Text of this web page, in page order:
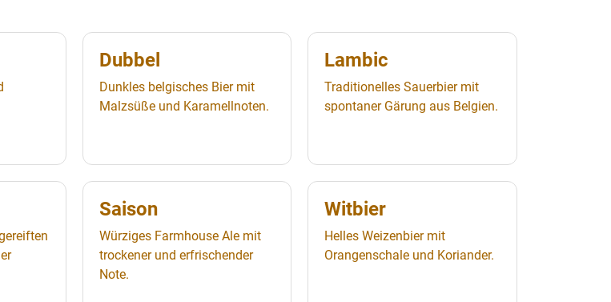
Dubbel
Dunkles belgisches Bier mit
Malzsüße und Karamellnoten.
Lambic
Traditionelles Sauerbier mit
spontaner Gärung aus Belgien.
Saison
Würziges Farmhouse Ale mit
trockener und erfrischender
Note.
Witbier
Helles Weizenbier mit
Orangenschale und Koriander.